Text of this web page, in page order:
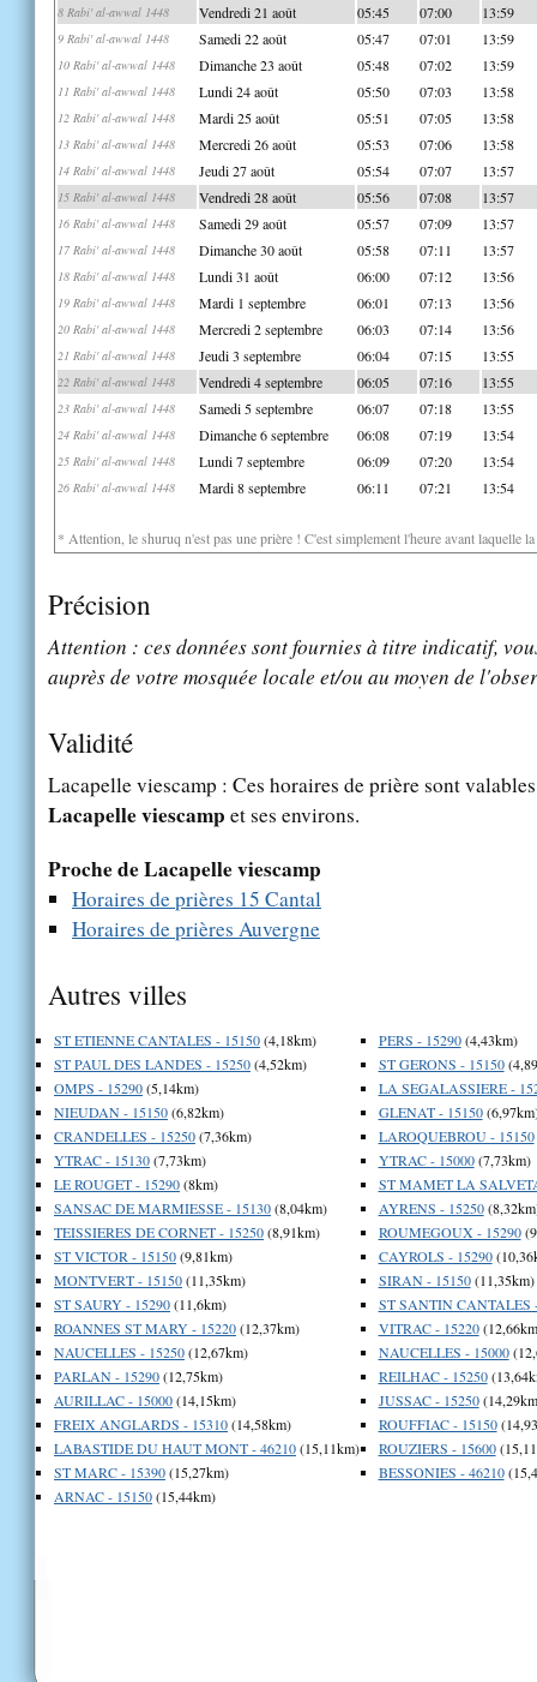
8 Rabi' al-awwal 1448 Vendredi 21 août 05:45 07:00 13:59
9 Rabi' al-awwal 1448 Samedi 22 août 05:47 07:01 13:59
10 Rabi' al-awwal 1448 Dimanche 23 août 05:48 07:02 13:59
11 Rabi' al-awwal 1448 Lundi 24 août 05:50 07:03 13:58
12 Rabi' al-awwal 1448 Mardi 25 août 05:51 07:05 13:58
13 Rabi' al-awwal 1448 Mercredi 26 août 05:53 07:06 13:58
14 Rabi' al-awwal 1448 Jeudi 27 août 05:54 07:07 13:57
15 Rabi' al-awwal 1448 Vendredi 28 août 05:56 07:08 13:57
16 Rabi' al-awwal 1448 Samedi 29 août 05:57 07:09 13:57
17 Rabi' al-awwal 1448 Dimanche 30 août 05:58 07:11 13:57
18 Rabi' al-awwal 1448 Lundi 31 août 06:00 07:12 13:56
19 Rabi' al-awwal 1448 Mardi 1 septembre 06:01 07:13 13:56
20 Rabi' al-awwal 1448 Mercredi 2 septembre 06:03 07:14 13:56
21 Rabi' al-awwal 1448 Jeudi 3 septembre 06:04 07:15 13:55
22 Rabi' al-awwal 1448 Vendredi 4 septembre 06:05 07:16 13:55
23 Rabi' al-awwal 1448 Samedi 5 septembre 06:07 07:18 13:55
24 Rabi' al-awwal 1448 Dimanche 6 septembre 06:08 07:19 13:54
25 Rabi' al-awwal 1448 Lundi 7 septembre 06:09 07:20 13:54
26 Rabi' al-awwal 1448 Mardi 8 septembre 06:11 07:21 13:54
* Attention, le shuruq n'est pas une prière ! C'est simplement l'heure avant laquelle
Précision
Attention : ces données sont fournies à titre indicatif,
auprès de votre mosquée locale et/ou au moyen de
Validité
Lacapelle viescamp : Ces horaires de prière sont
Lacapelle viescamp et ses environs.
Proche de Lacapelle viescamp
Horaires de prières 15 Cantal
Horaires de prières Auvergne
Autres villes
ST ETIENNE CANTALES - 15150(4,18km)
ST PAUL DES LANDES - 15250(4,52km)
OMPS - 15290(5,14km)
NIEUDAN - 15150(6,82km)
CRANDELLES - 15250(7,36km)
YTRAC - 15130(7,73km)
LE ROUGET - 15290(8km)
SANSAC DE MARMIESSE - 15130(8,04km)
TEISSIERES DE CORNET - 15250(8,91km)
ST VICTOR - 15150(9,81km)
MONTVERT - 15150(11,35km)
ST SAURY - 15290(11,6km)
ROANNES ST MARY - 15220(12,37km)
NAUCELLES - 15250(12,67km)
PARLAN - 15290(12,75km)
AURILLAC - 15000(14,15km)
FREIX ANGLARDS - 15310(14,58km)
LABASTIDE DU HAUT MONT - 46210(15,11km)
ST MARC - 15390(15,27km)
ARNAC - 15150(15,44km)
PERS - 15290(4,43km)
ST GERONS - 15150
LA SEGALASSIERE -
GLENAT - 15150
LAROQUEBROU - 15150
YTRAC - 15000(7,73km)
ST MAMET LA
AYRENS - 15250
ROUMEGOUX - 15290
CAYROLS - 15290
SIRAN - 15150(11,35km)
ST SANTIN CANTALES
VITRAC - 15220
NAUCELLES - 15000
REILHAC - 15250
JUSSAC - 15250
ROUFFIAC - 15150
ROUZIERS - 15600
BESSONIES - 46210